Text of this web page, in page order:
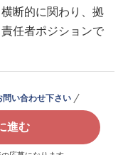
断的に関わり、拠
任者ポジションで
い合わせ下さい
進む